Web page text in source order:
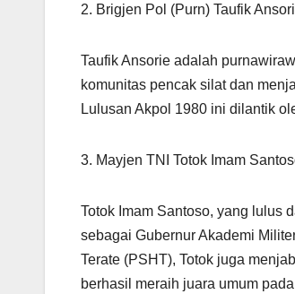
2. Brigjen Pol (Purn) Taufik
Taufik Ansorie adalah
komunitas pencak silat dan
Lulusan Akpol 1980 ini dilantik
3. Mayjen TNI Totok Imam
Totok Imam Santoso, yang lulus
sebagai Gubernur Akademi
Terate (PSHT), Totok juga
berhasil meraih juara umum